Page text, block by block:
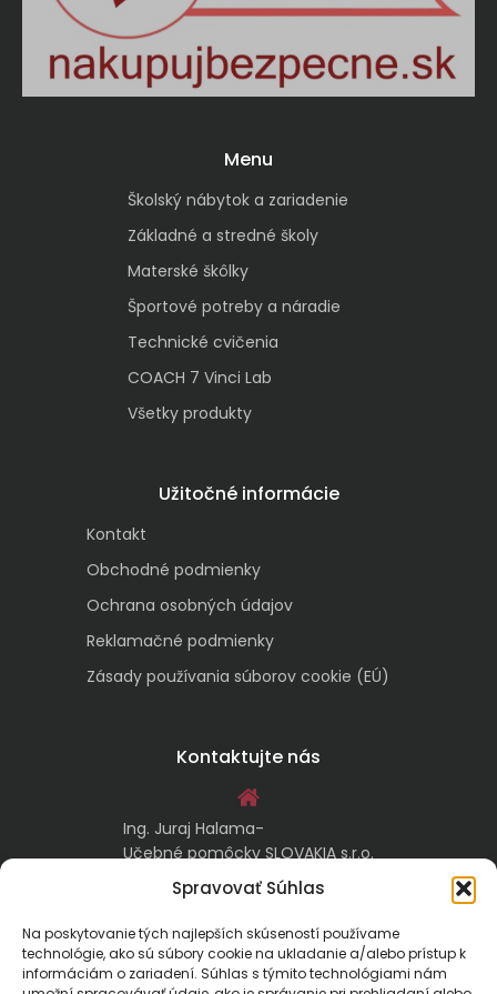
Spravovať Súhlas
Na poskytovanie tých najlepších skúseností používame
technológie, ako sú súbory cookie na ukladanie a/alebo prístup k
informáciám o zariadení. Súhlas s týmito technológiami nám
Menu
Školský nábytok a zariadenie
Základné a stredné školy
Materské škôlky
Športové potreby a náradie
Technické cvičenia
COACH 7 Vinci Lab
Všetky produkty
Užitočné informácie
Kontakt
Obchodné podmienky
Ochrana osobných údajov
Reklamačné podmienky
Zásady používania súborov cookie (EÚ)
Kontaktujte nás
Ing. Juraj Halama-
Učebné pomôcky SLOVAKIA s.r.o.
Malachovská 17/A
974 05 Banská Bystrica
kontakt@ucebnepomockyslovakia.sk